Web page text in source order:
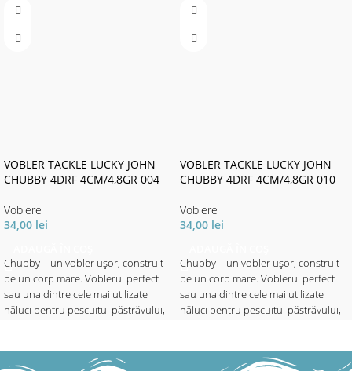
VOBLER TACKLE LUCKY JOHN
CHUBBY 4DRF 4CM/4,8GR 004
Voblere
34,00 lei
Chubby – un vobler ușor, construit
pe un corp mare. Voblerul perfect
sau una dintre cele mai utilizate
năluci pentru pescuitul păstrăvului,
pana la 1.5 metri adâncime prin
VOBLER TACKLE LUCKY JOHN
CHUBBY 4DRF 4CM/4,8GR 010
Voblere
34,00 lei
Chubby – un vobler ușor, construit
pe un corp mare. Voblerul perfect
sau una dintre cele mai utilizate
năluci pentru pescuitul păstrăvului,
pana la 1.5 metri adâncime prin